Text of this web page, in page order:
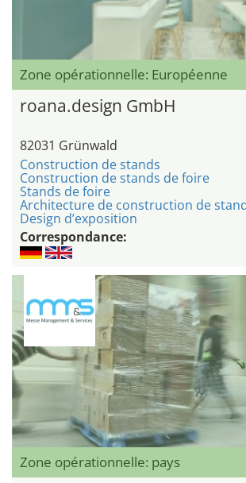
Zone opérationnelle: Européenne
roana.design GmbH
82031 Grünwald
Construction de stands
Construction de stands de foire
Stands de foire
Architecture de construction de
Design d’exposition
Correspondance:
Zone opérationnelle: pays